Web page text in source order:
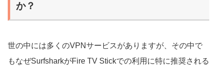
か？
世の中には多くのVPNサービスがありますが、その中で
もなぜSurfsharkがFire TV Stickでの利用に特に推奨される